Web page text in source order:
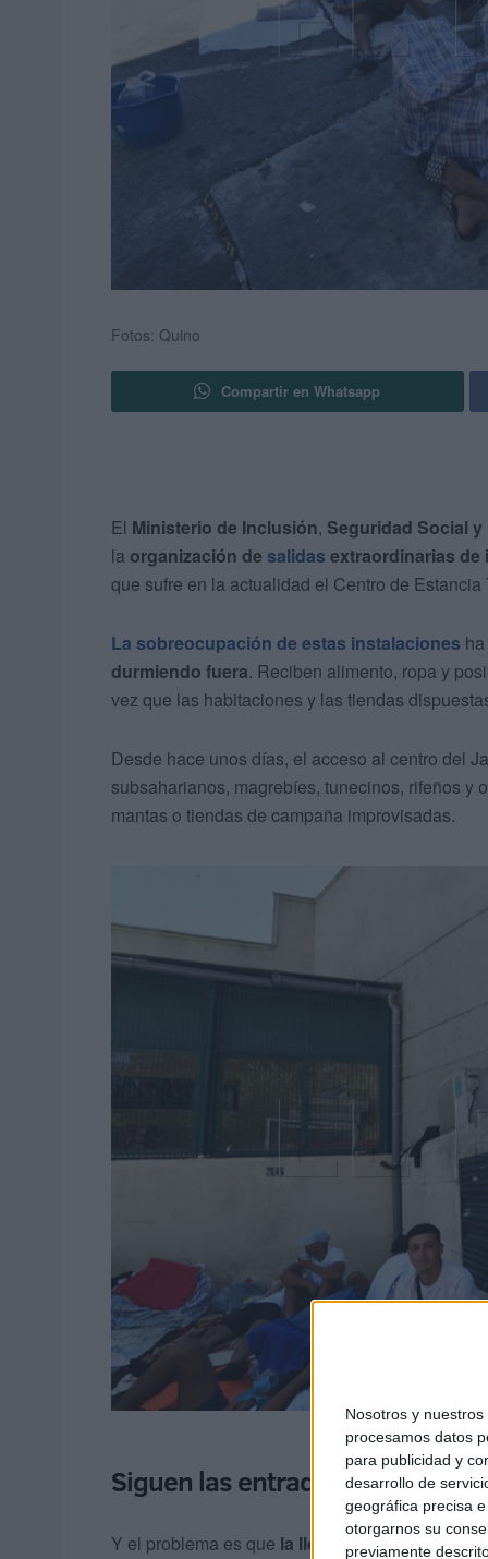
Nosotros y nuestros
procesamos datos
para publicidad y
desarrollo de
geográfica precisa
otorgarnos su
previamente
Fotos: Quino
Compartir en Whatsapp
El Ministerio de Inclusión, Seguridad Social
la organización de salidas extraordinarias de
que sufre en la actualidad el Centro de Estancia
La sobreocupación de estas instalaciones
durmiendo fuera. Reciben alimento, ropa y
vez que las habitaciones y las tiendas
Desde hace unos días, el acceso al centro del
subsaharianos, magrebíes, tunecinos, rifeños y
mantas o tiendas de campaña improvisadas.
Siguen las entradas, pero las
Y el problema es que la llegada de personas